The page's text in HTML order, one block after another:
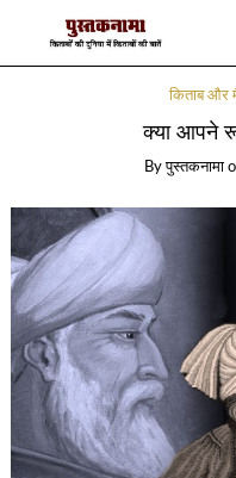
किताब और
क्या आपने
Byपुस्तकनामा